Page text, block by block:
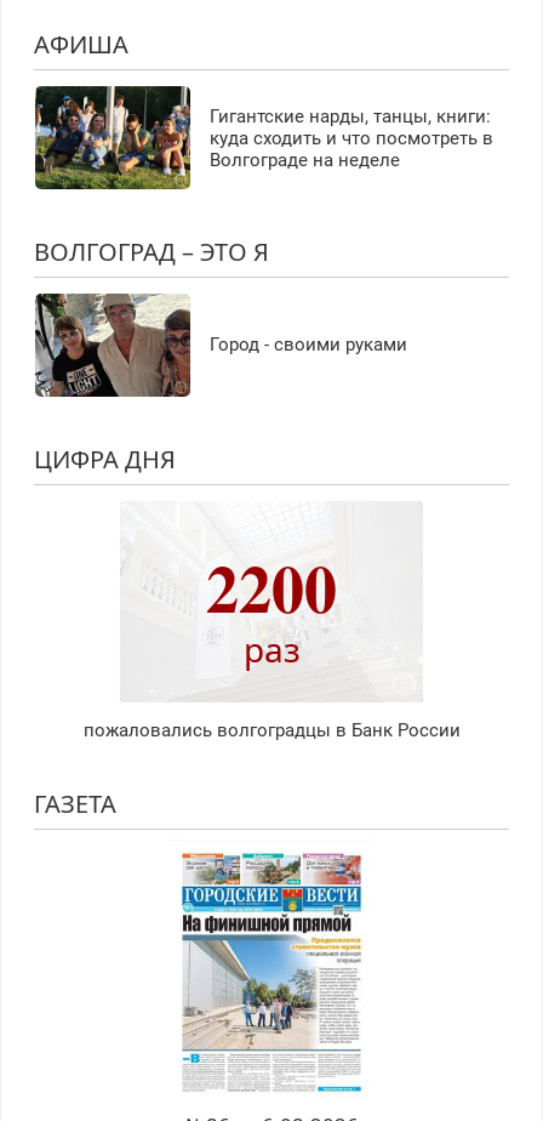
АФИША
Гигантские нарды, танцы, книги:
куда сходить и что посмотреть в
Волгограде на неделе
ВОЛГОГРАД – ЭТО Я
Город - своими руками
ЦИФРА ДНЯ
2200
раз
пожаловались волгоградцы в Банк России
ГАЗЕТА